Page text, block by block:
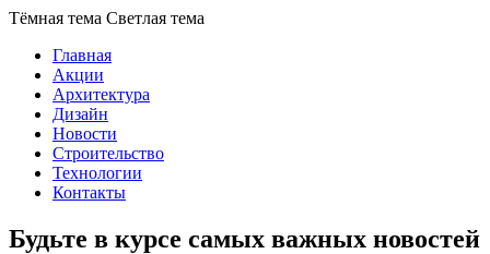
Тёмная тема Светлая тема
Главная
Акции
Архитектура
Дизайн
Новости
Строительство
Технологии
Контакты
Будьте в курсе самых важных новостей